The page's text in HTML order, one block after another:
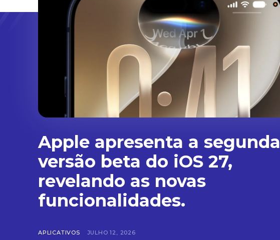
Apple apresenta a segunda
versão beta do iOS 27,
revelando as novas
funcionalidades.
APLICATIVOS JULHO 12, 2026